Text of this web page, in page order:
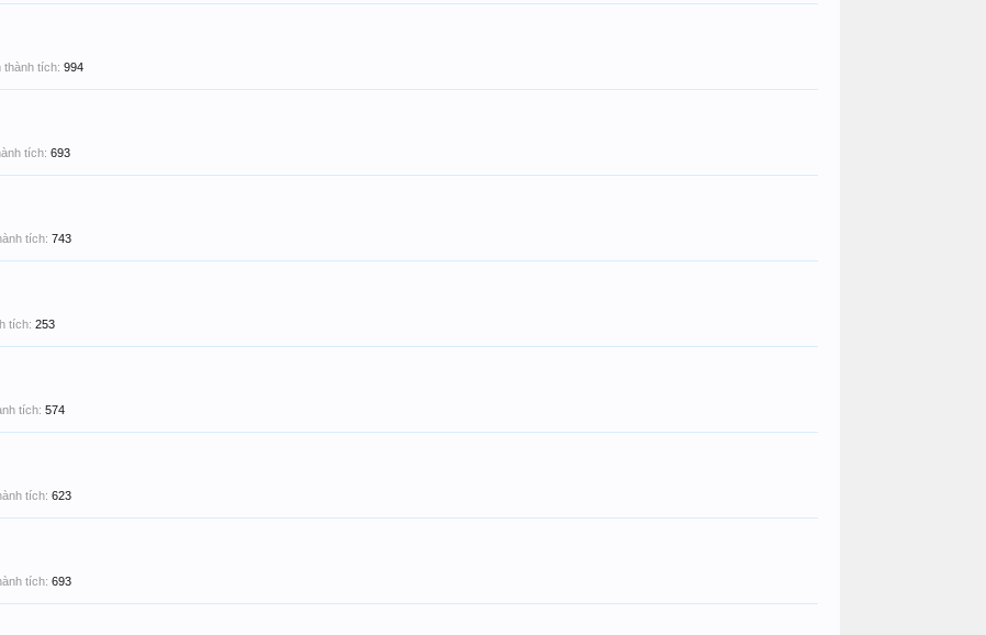
thành tích: 994
tích: 693
tích: 743
tích: 253
tích: 574
tích: 623
tích: 693